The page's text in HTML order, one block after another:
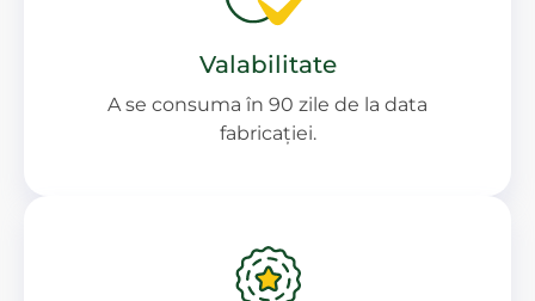
Valabilitate
A se consuma în 90 zile de la data
fabricației.